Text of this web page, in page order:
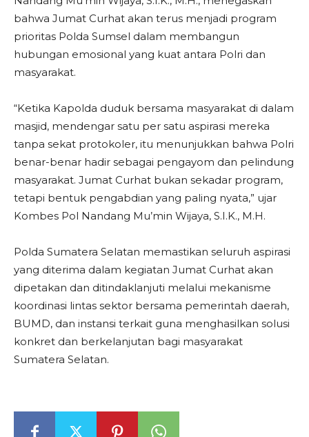
bahwa Jumat Curhat akan terus menjadi program
prioritas Polda Sumsel dalam membangun
hubungan emosional yang kuat antara Polri dan
masyarakat.
“Ketika Kapolda duduk bersama masyarakat di dalam
masjid, mendengar satu per satu aspirasi mereka
tanpa sekat protokoler, itu menunjukkan bahwa Polri
benar-benar hadir sebagai pengayom dan pelindung
masyarakat. Jumat Curhat bukan sekadar program,
tetapi bentuk pengabdian yang paling nyata,” ujar
Kombes Pol Nandang Mu’min Wijaya, S.I.K., M.H.
Polda Sumatera Selatan memastikan seluruh aspirasi
yang diterima dalam kegiatan Jumat Curhat akan
dipetakan dan ditindaklanjuti melalui mekanisme
koordinasi lintas sektor bersama pemerintah daerah,
BUMD, dan instansi terkait guna menghasilkan solusi
konkret dan berkelanjutan bagi masyarakat
Sumatera Selatan.